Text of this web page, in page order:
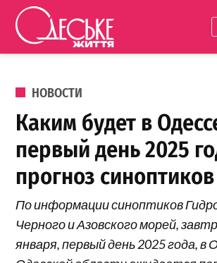
Перейти к содержанию
життя
ОПУБЛИКОВАНО В
НОВОСТИ
Каким будет в
первый день 2025
прогноз синоптиков
По информации синоптиков
Черного и Азовского морей,
января, первый день 2025 года, в